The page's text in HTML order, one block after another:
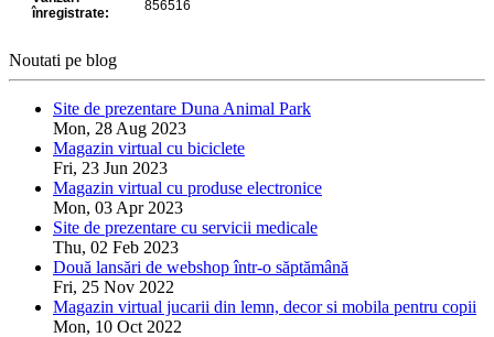
Noutati pe blog
Site de prezentare Duna Animal Park
Mon, 28 Aug 2023
Magazin virtual cu biciclete
Fri, 23 Jun 2023
Magazin virtual cu produse electronice
Mon, 03 Apr 2023
Site de prezentare cu servicii medicale
Thu, 02 Feb 2023
Două lansări de webshop într-o săptămână
Fri, 25 Nov 2022
Magazin virtual jucarii din lemn, decor si mobila pentru copii
Mon, 10 Oct 2022